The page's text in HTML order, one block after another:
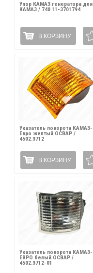
Упор КАМАЗ генератора для
КАМАЗ / 740.11-3701794
В КОРЗИНУ
Указатель поворота КАМАЗ-
Евро желтый ОСВАР /
4502.3712
В КОРЗИНУ
Указатель поворота КАМАЗ-
ЕВРО белый ОСВАР /
4502.3712-01